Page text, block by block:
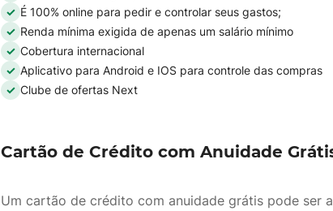
É 100% online para pedir e controlar seus gastos;
Renda mínima exigida de apenas um salário mínimo
Cobertura internacional
Aplicativo para Android e IOS para controle das compras
Clube de ofertas Next
Cartão de Crédito com Anuidade
Um cartão de crédito com anuidade grátis pode ser